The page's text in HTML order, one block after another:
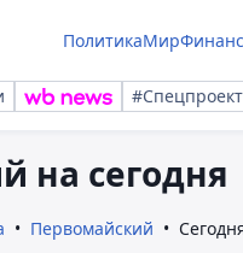
ПолитикаМир
на сегодня
Первомайский